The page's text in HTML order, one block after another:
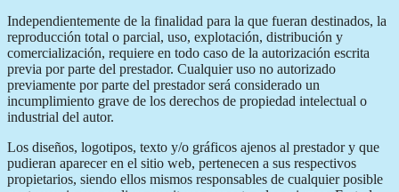
Independientemente de la finalidad para la que fueran destinados, la
reproducción total o parcial, uso, explotación, distribución y
comercialización, requiere en todo caso de la autorización escrita
previa por parte del prestador. Cualquier uso no autorizado
previamente por parte del prestador será considerado un
incumplimiento grave de los derechos de propiedad intelectual o
industrial del autor.
Los diseños, logotipos, texto y/o gráficos ajenos al prestador y que
pudieran aparecer en el sitio web, pertenecen a sus respectivos
propietarios, siendo ellos mismos responsables de cualquier posible